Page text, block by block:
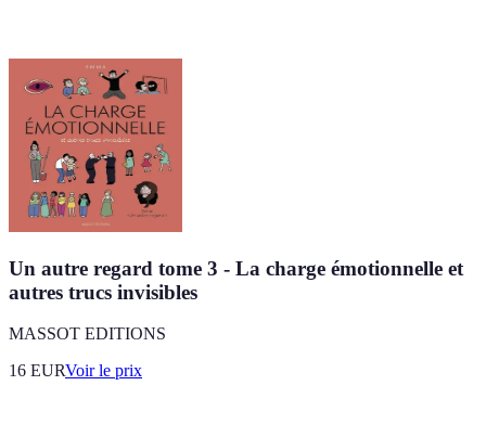
Un autre regard tome 3 - La charge émotionnelle et
autres trucs invisibles
MASSOT EDITIONS
16 EURVoir le prix